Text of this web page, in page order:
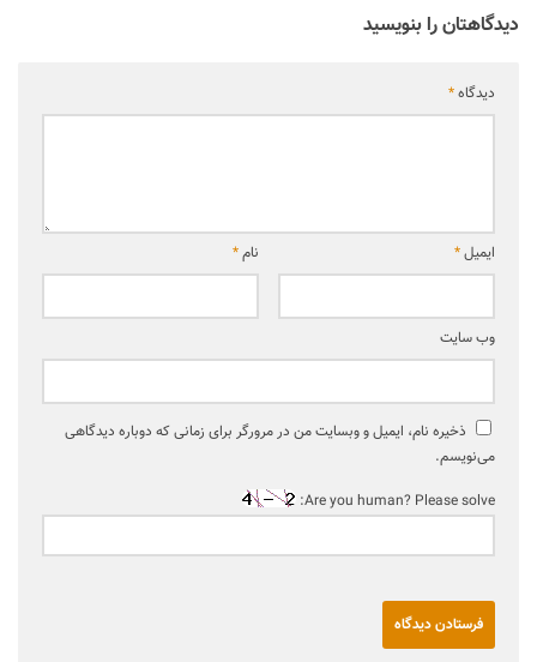
دیدگاهتان را بنویسید
دیدگاه*
نام* ایمیل*
وب‌ سایت
ذخیره نام، ایمیل و وبسایت من در مرورگر برای زمانی که دوباره دیدگاهی
می‌نویسم.
Are you human? Please solve: